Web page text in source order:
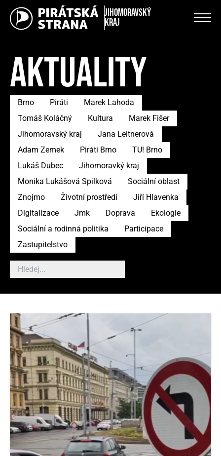
Jihomoravský
kraj
AKTUALITY
Brno Piráti
Marek Lahoda
Tomáš Koláčný
Kultura
Marek Fišer
Jihomoravský kraj
Jana Leitnerová
Adam Zemek
Piráti Brno
TU! Brno
Lukáš Dubec
Jihomoravký kraj
Monika Lukášová Spilková
Sociální oblast
Znojmo
Životní prostředí
Jiří Hlavenka
Digitalizace
Jmk Doprava
Ekologie
Sociální a rodinná politika
Participace
Zastupitelstvo